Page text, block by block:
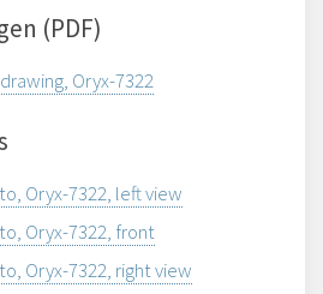
(PDF)
Oryx-7322
Oryx-7322, left view
Oryx-7322, front
Oryx-7322, right view